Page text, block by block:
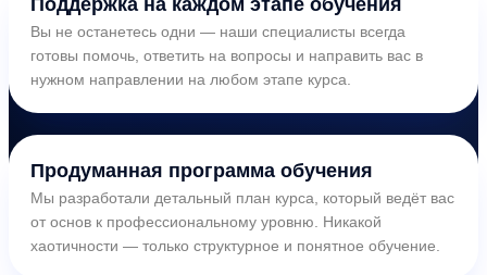
Вы не останетесь одни — наши специалисты всегда
готовы помочь, ответить на вопросы и направить вас в
нужном направлении на любом этапе курса.
Продуманная программа обучения
Мы разработали детальный план курса, который ведёт вас
от основ к профессиональному уровню. Никакой
хаотичности — только структурное и понятное обучение.